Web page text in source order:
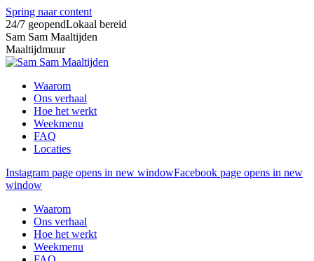
Spring naar content
24/7 geopendLokaal bereid
Sam Sam Maaltijden
Maaltijdmuur
Waarom
Ons verhaal
Hoe het werkt
Weekmenu
FAQ
Locaties
Instagram page opens in new windowFacebook page opens in new
window
Waarom
Ons verhaal
Hoe het werkt
Weekmenu